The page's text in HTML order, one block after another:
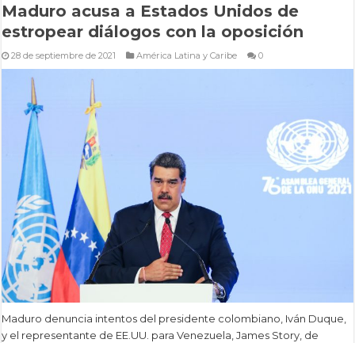
Maduro acusa a Estados Unidos de
estropear diálogos con la oposición
28 de septiembre de 2021 América Latina y Caribe 0
Maduro denuncia intentos del presidente colombiano, Iván Duque,
y el representante de EE.UU. para Venezuela, James Story, de